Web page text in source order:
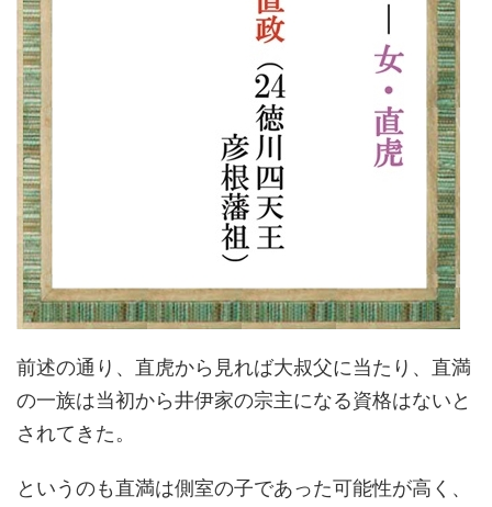
前述の通り、直虎から見れば大叔父に当たり、直満
の一族は当初から井伊家の宗主になる資格はないと
されてきた。
というのも直満は側室の子であった可能性が高く、